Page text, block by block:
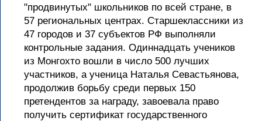
"продвинутых" школьников по всей стране, в
57 региональных центрах. Старшеклассники из
47 городов и 37 субъектов РФ выполняли
контрольные задания. Одиннадцать учеников
из Монгохто вошли в число 500 лучших
участников, а ученица Наталья Севастьянова,
продолжив борьбу среди первых 150
претендентов за награду, завоевала право
получить сертификат государственного